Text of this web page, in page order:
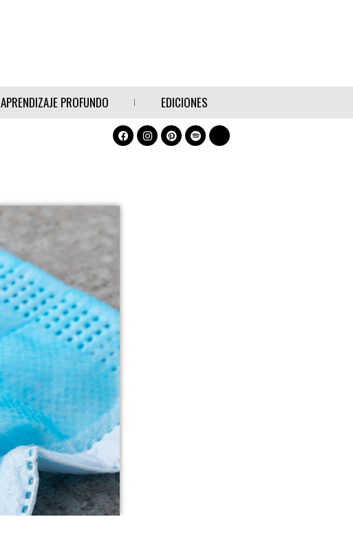
APRENDIZAJE PROFUNDO EDICIONES